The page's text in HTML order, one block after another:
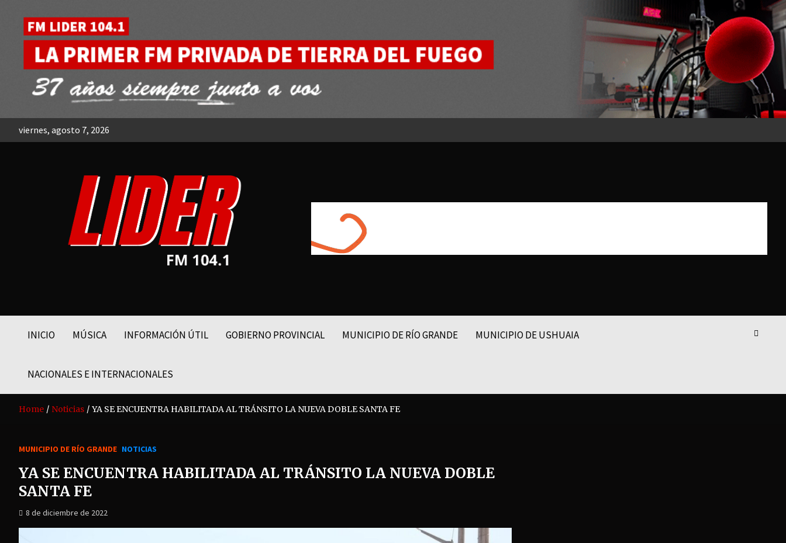
content
viernes, agosto 7, 2026
FM LIDER 104.1
INICIO MÚSICA INFORMACIÓN ÚTIL GOBIERNO PROVINCIAL MUNICIPIO DE RÍO GRANDE MUNICIPIO DE USHUAIA
NACIONALES E INTERNACIONALES
Home Noticias YA SE ENCUENTRA HABILITADA AL TRÁNSITO LA NUEVA DOBLE SANTA FE
MUNICIPIO DE RÍO GRANDE NOTICIAS
YA SE ENCUENTRA HABILITADA AL TRÁNSITO LA NUEVA DOBLE
SANTA FE
8 de diciembre de 2022